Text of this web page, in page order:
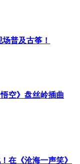
普及古筝！
空》盘丝岭插曲
在《沧海一声笑》